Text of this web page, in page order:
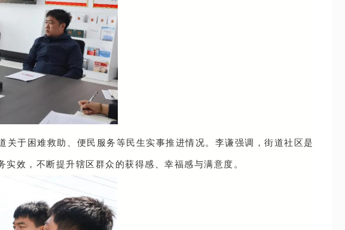
于困难救助、便民服务等民生实事推进情况。李谦强调，街道社区是
效，不断提升辖区群众的获得感、幸福感与满意度。